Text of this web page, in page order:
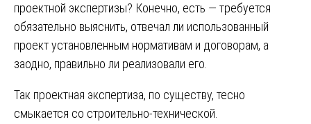
проектной экспертизы? Конечно, есть — требуется
обязательно выяснить, отвечал ли использованный
проект установленным нормативам и договорам, а
заодно, правильно ли реализовали его.
Так проектная экспертиза, по существу, тесно
смыкается со строительно-технической.